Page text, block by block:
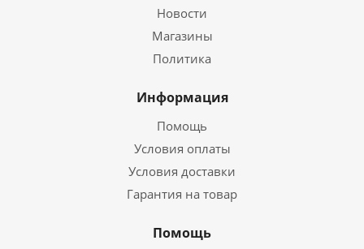
Новости
Магазины
Политика
Информация
Помощь
Условия оплаты
Условия доставки
Гарантия на товар
Помощь